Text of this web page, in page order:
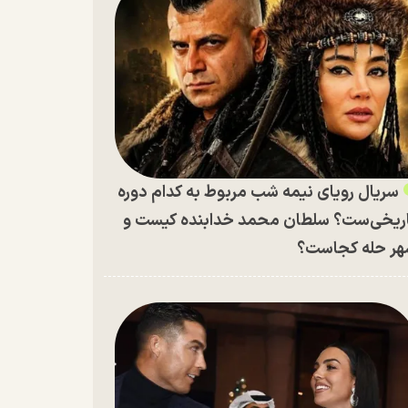
سریال رویای نیمه شب مربوط به کدام دوره
سلطان محمد خدابنده کیست و
حله کجاست؟